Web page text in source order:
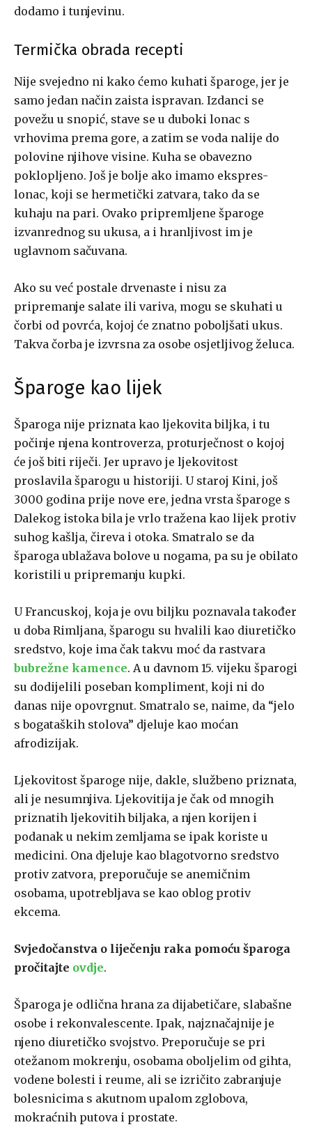
dodamo i tunjevinu.
Termička obrada recepti
Nije svejedno ni kako ćemo kuhati šparoge, jer je
samo jedan način zaista ispravan. Izdanci se
povežu u snopić, stave se u duboki lonac s
vrhovima prema gore, a zatim se voda nalije do
polovine njihove visine. Kuha se obavezno
poklopljeno. Još je bolje ako imamo ekspres-
lonac, koji se hermetički zatvara, tako da se
kuhaju na pari. Ovako pripremljene šparoge
izvanrednog su ukusa, a i hranljivost im je
uglavnom sačuvana.
Ako su već postale drvenaste i nisu za
pripremanje salate ili variva, mogu se skuhati u
čorbi od povrća, kojoj će znatno poboljšati ukus.
Takva čorba je izvrsna za osobe osjetljivog želuca.
Šparoge kao lijek
Šparoga nije priznata kao ljekovita biljka, i tu
počinje njena kontroverza, proturječnost o kojoj
će još biti riječi. Jer upravo je ljekovitost
proslavila šparogu u historiji. U staroj Kini, još
3000 godina prije nove ere, jedna vrsta šparoge s
Dalekog istoka bila je vrlo tražena kao lijek protiv
suhog kašlja, čireva i otoka. Smatralo se da
šparoga ublažava bolove u nogama, pa su je obilato
koristili u pripremanju kupki.
U Francuskoj, koja je ovu biljku poznavala također
u doba Rimljana, šparogu su hvalili kao diuretičko
sredstvo, koje ima čak takvu moć da rastvara
bubrežne kamence. A u davnom 15. vijeku šparogi
su dodijelili poseban kompliment, koji ni do
danas nije opovrgnut. Smatralo se, naime, da “jelo
s bogataških stolova” djeluje kao moćan
afrodizijak.
Ljekovitost šparoge nije, dakle, službeno priznata,
ali je nesumnjiva. Ljekovitija je čak od mnogih
priznatih ljekovitih biljaka, a njen korijen i
podanak u nekim zemljama se ipak koriste u
medicini. Ona djeluje kao blagotvorno sredstvo
protiv zatvora, preporučuje se anemičnim
osobama, upotrebljava se kao oblog protiv
ekcema.
Svjedočanstva o liječenju raka pomoću šparoga
pročitajte ovdje.
Šparoga je odlična hrana za dijabetičare, slabašne
osobe i rekonvalescente. Ipak, najznačajnije je
njeno diuretičko svojstvo. Preporučuje se pri
otežanom mokrenju, osobama oboljelim od gihta,
vodene bolesti i reume, ali se izričito zabranjuje
bolesnicima s akutnom upalom zglobova,
mokraćnih putova i prostate.